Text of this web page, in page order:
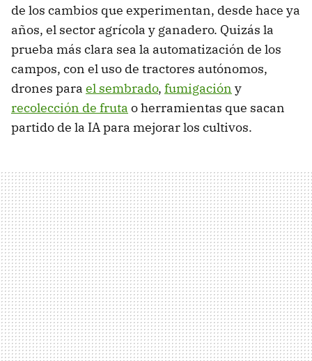
de los cambios que experimentan, desde hace ya
años, el sector agrícola y ganadero. Quizás la
prueba más clara sea la automatización de los
campos, con el uso de tractores autónomos,
drones para el sembrado, fumigación y
recolección de fruta o herramientas que sacan
partido de la IA para mejorar los cultivos.